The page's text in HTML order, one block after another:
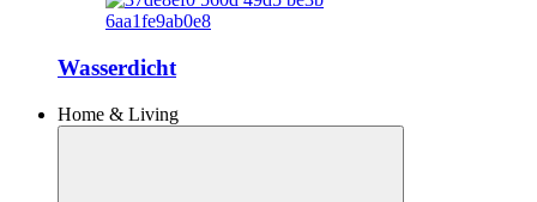
Wasserdicht
Home & Living